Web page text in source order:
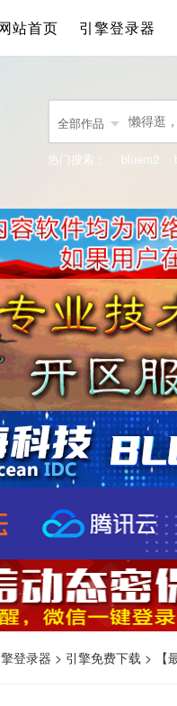
站首页 引擎登录器
全部作品
热门搜索： bluem2
登录器 > 引擎免费下载 > 【